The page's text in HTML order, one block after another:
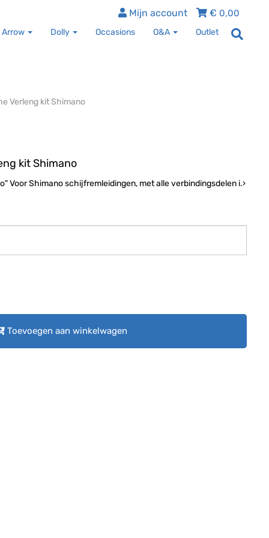
€ 0,00
Mijn account
Arrow Dolly Occasions O&A Outlet
Verleng kit Shimano
kit Shimano
Voor Shimano schijfremleidingen, met alle verbindingsdelen i.›
Toevoegen aan winkelwagen